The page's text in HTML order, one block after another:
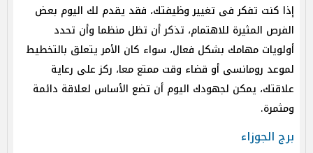
إذا كنت تفكر فى تغيير وظيفتك، فقد يقدم لك اليوم بعض
الفرص المثيرة للاهتمام، تذكر أن تظل منظما وأن تحدد
أولويات مهامك بشكل فعال، سواء كان الأمر يتعلق بالتخطيط
لموعد رومانسى أو قضاء وقت ممتع معا، ركز على رعاية
علاقتك، يمكن لجهودك اليوم أن تضع الأساس لعلاقة دائمة
ومثمرة.
برج الجوزاء